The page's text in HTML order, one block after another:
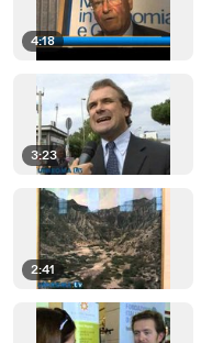
4:18
3:23
2:41